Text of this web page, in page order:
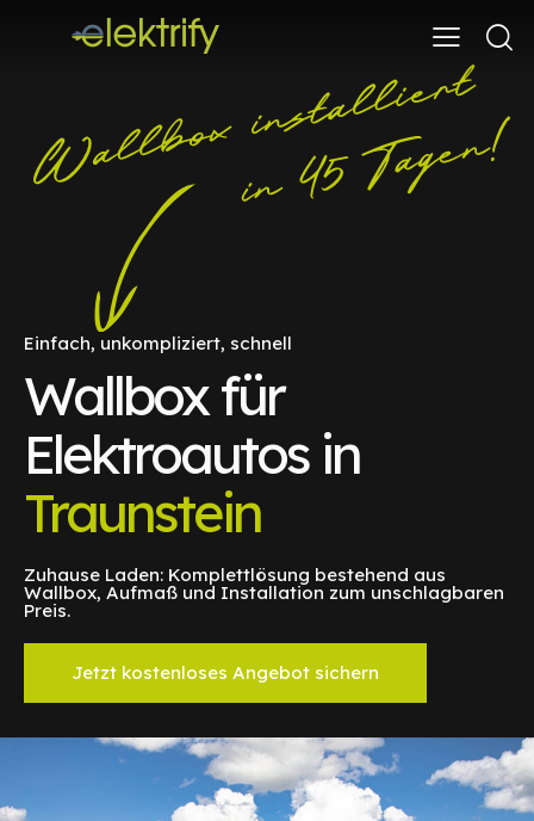
Einfach, unkompliziert, schnell
Wallbox für
Elektroautos in
Traunstein
Zuhause Laden: Komplettlösung bestehend aus
Wallbox, Aufmaß und Installation zum unschlagbaren
Preis.
Jetzt kostenloses Angebot sichern